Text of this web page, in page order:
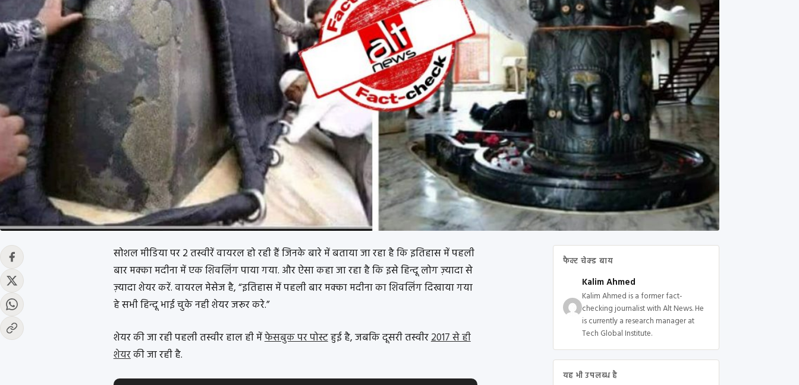
सोशल मीडिया पर 2 तस्वीरें वायरल हो रही हैं जिनके बारे में बताया जा रहा है कि इतिहास में पहली
बार मक्का मदीना में एक शिवलिंग पाया गया. और ऐसा कहा जा रहा है कि इसे हिन्दू लोग ज़्यादा से
ज़्यादा शेयर करें. वायरल मेसेज है, “इतिहास में पहली बार मक्का मदीना का शिवलिंग दिखाया गया
हे सभी हिन्दू भाई चुके नही शेयर जरूर करे.”
शेयर की जा रही पहली तस्वीर हाल ही मेंफेसबुक पर पोस्टहुई है, जबकि दूसरी तस्वीर2017 से ही
शेयरकी जा रही है.
फैक्ट चेक्ड बाय
Kalim Ahmed
Kalim Ahmed is a former fact-
checking journalist with Alt News. He
is currently a research manager at
Tech Global Institute.
यह भी उपलब्ध है